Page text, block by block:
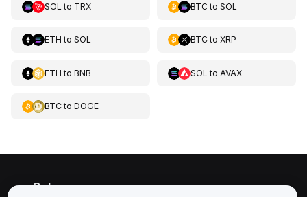
SOL to TRX BTCto SOL
ETH to SOL BTCto XRP
ETH to BNB SOL to AVAX
BTCto DOGE
Sobre